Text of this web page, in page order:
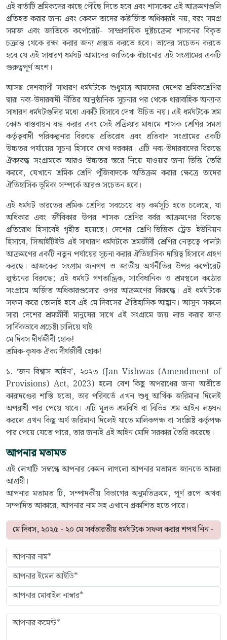
এই বার্তাটি শ্রমিকদের কাছে পৌঁছে দিতে হবে এবং শাসকের এই আক্রমণগুলি
প্রতিহত করার জন্য এবং কেবল তাদের কষ্টার্জিত অধিকারই নয়, বরং সমগ্র
সমাজ এবং জাতিকে কর্পোরেট- সাম্প্রদায়িক দুষ্টচক্রের শাসনের বিকৃত
চক্রান্ত থেকে রক্ষা করার জন্য প্রস্তুত করতে হবে। তাদের সচেতন করতে
হবে যে এই সাধারণ ধর্মঘট আমাদের জাতিকে বাঁচানোর এই সংগ্রামের একটি
গুরুত্বপূর্ণ অংশ।
আসন্ন দেশব্যাপী সাধারণ ধর্মঘটকে শুধুমাত্র আমাদের দেশের শ্রমিকশ্রেণির
দ্বারা নব্য-উদারবাদী নীতির আনুষ্ঠানিক সূচনার পর থেকে ধারাবাহিক অন্যান্য
সাধারণ ধর্মঘটগুলির মধ্যে একটি হিসাবে দেখা উচিত নয়। এই ধর্মঘটকে শ্রম
কোড বাস্তবায়ন বন্ধ করার এবং সেই প্রক্রিয়ার মাধ্যমে শাসক শ্রেণির সমগ্র
কর্তৃত্ববাদী পরিকল্পনার বিরুদ্ধে প্রতিরোধ এবং প্রতিবাদ সংগ্রামের একটি
উচ্চতর পর্যায়ের সূচনা হিসাবে দেখা দরকার। এটি নব্য-উদারবাদের বিরুদ্ধে
ঐক্যবদ্ধ সংগ্রামকে আরও উচ্চতর স্তরে নিয়ে যাওয়ার জন্য ভিত্তি তৈরি
করবে, যেখানে শ্রমিক শ্রেণি পুঁজিবাদকে অতিক্রম করার ক্ষেত্রে তাদের
ঐতিহাসিক ভূমিকা সম্পর্কে আরও সচেতন হবে।
এই ধর্মঘট ভারতের শ্রমিক শ্রেণির সবচেয়ে বড় কর্মসূচি হতে চলেছে, যা
অধিকার এবং জীবিকার উপর শাসক শ্রেণির বর্বর আক্রমণের বিরুদ্ধে
প্রতিরোধ হিসাবেই গৃহীত হয়েছে। দেশের শ্রেণি-ভিত্তিক ট্রেড ইউনিয়ন
হিসাবে, সিআইটিইউ এই সাধারণ ধর্মঘটকে শ্রমজীবী শ্রেণির নেতৃত্বে পালটা
আক্রমণের একটি নতুন পর্যায়ের সূচনা করার ঐতিহাসিক দায়িত্ব হিসাবে গ্রহণ
করছে। আজকের সংগ্রাম জনগণ ও জাতীয় অর্থনীতির উপর কর্পোরেট
লুণ্ঠনের বিরুদ্ধে; এই ধর্মঘট গণতান্ত্রিক, সাংবিধানিক ও শ্রমস্থলে কঠোর
সংগ্রামে অর্জিত অধিকারগুলোর ওপর আক্রমণের বিরুদ্ধে। এই ধর্মঘটকে
সফল করে তোলাই হবে এই মে দিবসের ঐতিহাসিক আহ্বান। আসুন সকলে
সারা দেশের শ্রমজীবী মানুষের সাথে এই সংগ্রামে জয় লাভ করার জন্য
সার্বিকভাবে প্রচেষ্টা চালিয়ে যাই।
মে দিবস দীর্ঘজীবী হোক!
শ্রমিক-কৃষক ঐক্য দীর্ঘজীবী হোক!
১. ‘জন বিশ্বাস আইন’, ২০২৩ (Jan Vishwas (Amendment of
Provisions) Act, 2023) হলো বেশ কিছু অপরাধের জন্য অতীতে
কারাদণ্ডের শাস্তি হতো, তার পরিবর্তে এখন শুধু আর্থিক জরিমানা দিলেই
অপরাধী পার পেয়ে যাবে। এটি মূলত শ্রমবিধি বা বিভিন্ন শ্রম আইন লঙ্ঘন
করলে এখন কিছু অর্থ জরিমানা দিলেই যাতে মালিকপক্ষ বা সংশ্লিষ্ট কর্তৃপক্ষ
পার পেয়ে যেতে পারে, তার জন্যই এই আইন মোদি সরকার তৈরি করেছে।
আপনার মতামত
এই লেখাটি সম্বন্ধে আপনার কেমন লাগলো আপনার মতামত জানতে আমরা
আগ্রহী।
আপনার মতামত টি, সম্পাদকীয় বিভাগের অনুমতিক্রমে, পূর্ণ রূপে অথবা
সম্পাদিত আকারে, আপনার নাম সহ এখানে প্রকাশিত হতে পারে।